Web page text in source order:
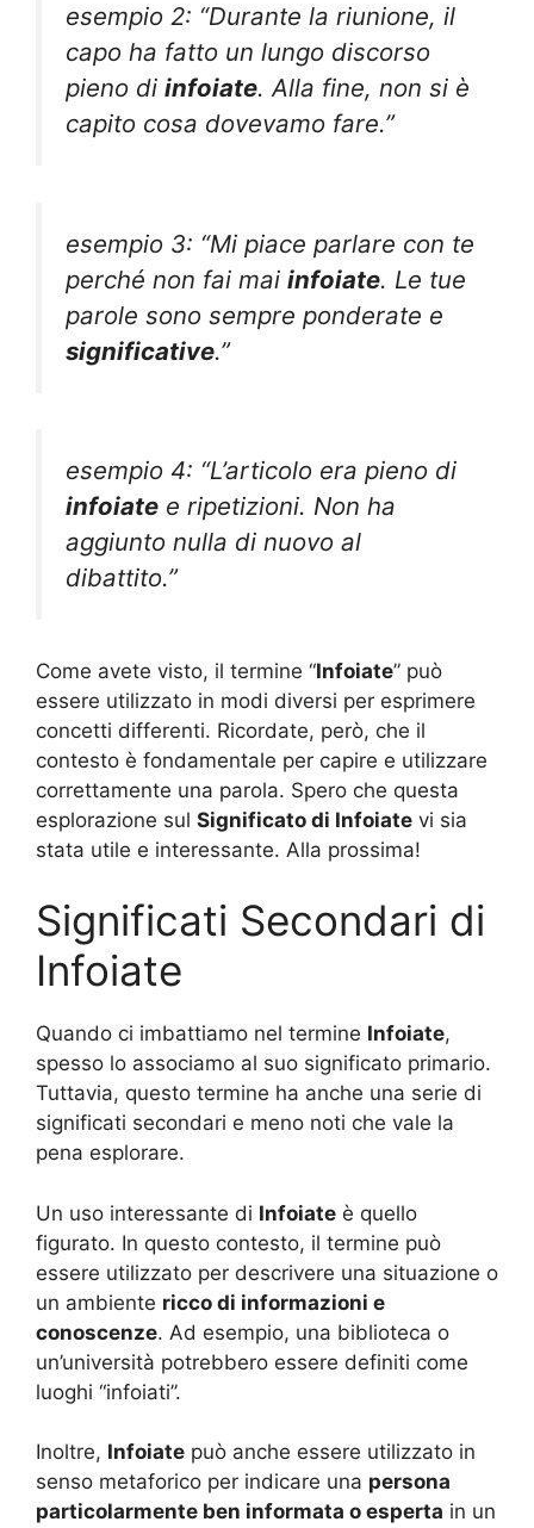
esempio 2: “Durante la riunione, il
capo ha fatto un lungo discorso
pieno di infoiate. Alla fine, non si è
capito cosa dovevamo fare.”
esempio 3: “Mi piace parlare con te
perché non fai mai infoiate. Le tue
parole sono sempre ponderate e
significative.”
esempio 4: “L’articolo era pieno di
infoiate e ripetizioni. Non ha
aggiunto nulla di nuovo al
dibattito.”
Come avete visto, il termine “Infoiate” può
essere utilizzato in modi diversi per esprimere
concetti differenti. Ricordate, però, che il
contesto è fondamentale per capire e utilizzare
correttamente una parola. Spero che questa
esplorazione sul Significato di Infoiate vi sia
stata utile e interessante. Alla prossima!
Significati Secondari di
Infoiate
Quando ci imbattiamo nel termine Infoiate,
spesso lo associamo al suo significato primario.
Tuttavia, questo termine ha anche una serie di
significati secondari e meno noti che vale la
pena esplorare.
Un uso interessante di Infoiate è quello
figurato. In questo contesto, il termine può
essere utilizzato per descrivere una situazione o
un ambiente ricco di informazioni e
conoscenze. Ad esempio, una biblioteca o
un’università potrebbero essere definiti come
luoghi “infoiati”.
Inoltre, Infoiate può anche essere utilizzato in
senso metaforico per indicare una persona
particolarmente ben informata o esperta in un